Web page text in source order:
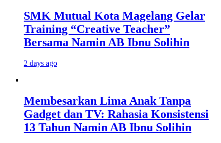
SMK Mutual Kota Magelang Gelar
Training “Creative Teacher”
Bersama Namin AB Ibnu Solihin
2 days ago
Membesarkan Lima Anak Tanpa
Gadget dan TV: Rahasia Konsistensi
13 Tahun Namin AB Ibnu Solihin